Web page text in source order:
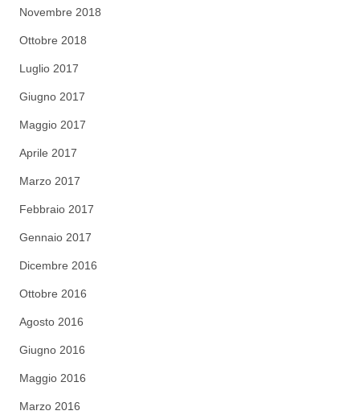
Novembre 2018
Ottobre 2018
Luglio 2017
Giugno 2017
Maggio 2017
Aprile 2017
Marzo 2017
Febbraio 2017
Gennaio 2017
Dicembre 2016
Ottobre 2016
Agosto 2016
Giugno 2016
Maggio 2016
Marzo 2016